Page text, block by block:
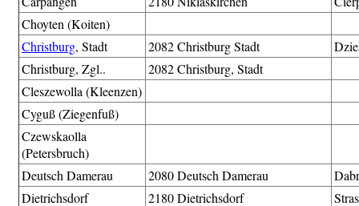
Choyten (Koiten)
Christburg, Stadt 2082 Christburg Stadt
Christburg, Zgl..
2082 Christburg, Stadt
Cleszewolla (Kleenzen)
Cyguß (Ziegenfuß)
Czewskaolla
(Petersbruch)
Deutsch Damerau
2080 Deutsch Damerau
Dietrichsdorf
2180 Dietrichsdorf